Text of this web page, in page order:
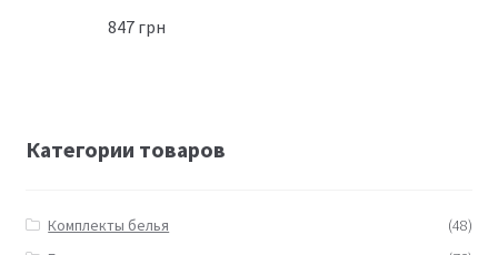
847 грн
Категории товаров
Комплекты белья
(48)